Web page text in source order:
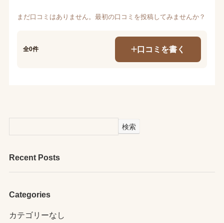
まだ口コミはありません。最初の口コミを投稿してみませんか？
全0件 口コミを書く
検索
Recent Posts
Categories
カテゴリーなし